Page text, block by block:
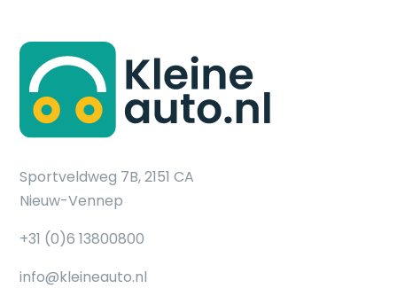
Sportveldweg 7B, 2151 CA
Nieuw-Vennep
+31 (0)6 13800800
info@kleineauto.nl